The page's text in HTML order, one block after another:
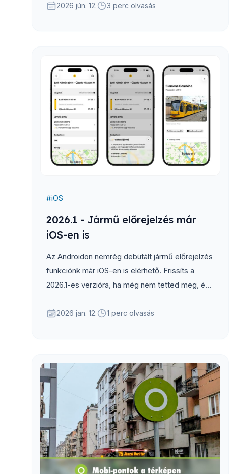
2026 jún. 12. 3 perc olvasás
#iOS
2026.1 - Jármű előrejelzés már
iOS-en is
Az Androidon nemrég debütált jármű előrejelzés
funkciónk már iOS-en is elérhető. Frissíts a
2026.1-es verzióra, ha még nem tetted meg, és
2026 jan. 12. 1 perc olvasás